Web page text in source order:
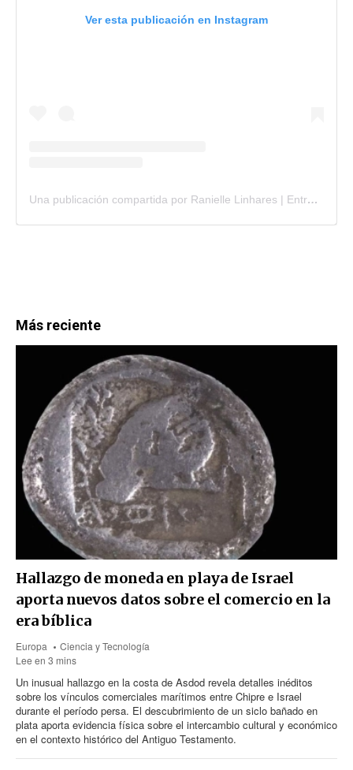
Ver esta publicación en Instagram
Una publicación compartida por Ranielle Linhares | Entretenimento e Notícias | Brasília (@raninewstv)
Más reciente
Hallazgo de moneda en playa de Israel
aporta nuevos datos sobre el comercio en la
era bíblica
Europa
Ciencia y Tecnología
Lee en 3 mins
Un inusual hallazgo en la costa de Asdod revela detalles inéditos
sobre los vínculos comerciales marítimos entre Chipre e Israel
durante el período persa. El descubrimiento de un siclo bañado en
plata aporta evidencia física sobre el intercambio cultural y económico
en el contexto histórico del Antiguo Testamento.